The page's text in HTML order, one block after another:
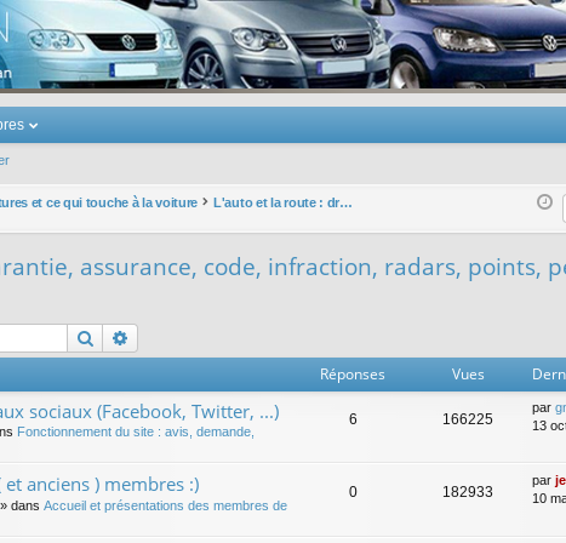
Touran
et ce qui touche à la voiture L'auto et la route : droit, garantie, assurance, code, infraction, radars, points, permis, ...
assurance, code, infraction, radars, points,
Rechercher
Réponses Vues
sociaux (Facebook, Twitter, ...)
Fonctionnement du site : avis, demande,
6 166225
par
13
anciens ) membres :)
» dans Accueil et présentations des membres de
0 182933
par
10